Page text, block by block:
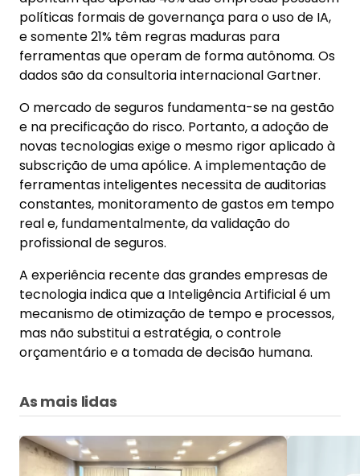
políticas formais de governança para o uso de IA,
e somente 21% têm regras maduras para
ferramentas que operam de forma autônoma. Os
dados são da consultoria internacional Gartner.
O mercado de seguros fundamenta-se na gestão
e na precificação do risco. Portanto, a adoção de
novas tecnologias exige o mesmo rigor aplicado à
subscrição de uma apólice. A implementação de
ferramentas inteligentes necessita de auditorias
constantes, monitoramento de gastos em tempo
real e, fundamentalmente, da validação do
profissional de seguros.
A experiência recente das grandes empresas de
tecnologia indica que a Inteligência Artificial é um
mecanismo de otimização de tempo e processos,
mas não substitui a estratégia, o controle
orçamentário e a tomada de decisão humana.
As mais lidas